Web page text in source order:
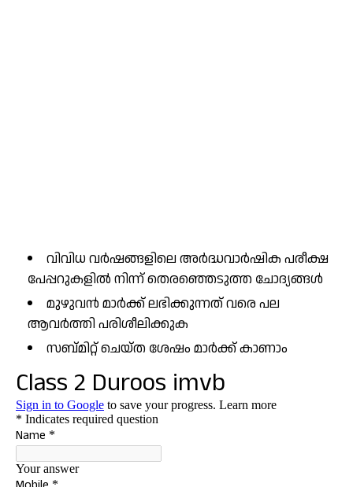
വിവിധ വർഷങ്ങളിലെ അർദ്ധവാർഷിക പരീക്ഷ
പേപ്പറുകളിൽ നിന്ന് തെരഞ്ഞെടുത്ത ചോദ്യങ്ങൾ
മുഴുവൻ മാർക്ക് ലഭിക്കുന്നത് വരെ പല
ആവർത്തി പരിശീലിക്കുക
സബ്മിറ്റ് ചെയ്ത ശേഷം മാർക്ക് കാണാം